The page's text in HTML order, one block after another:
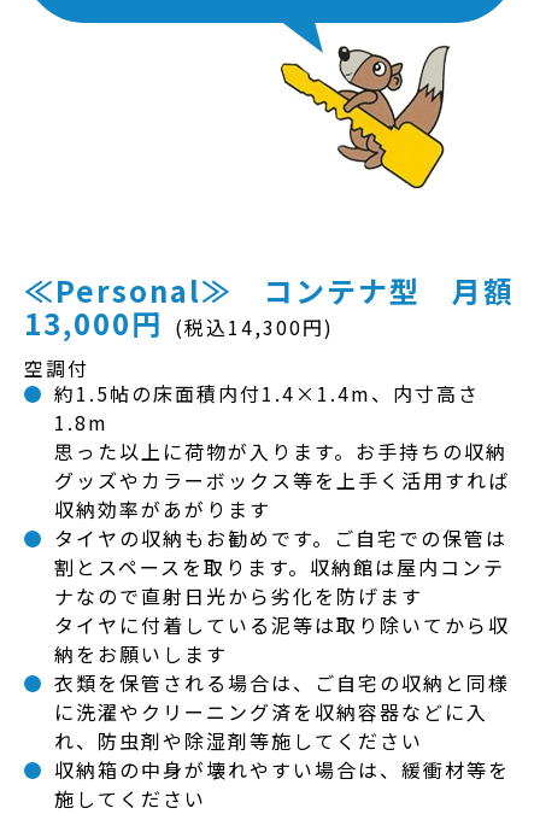
≪Personal≫ コンテナ型 月額
13,000円 (税込14,300円)
空調付
約1.5帖の床面積内付1.4×1.4m、内寸高さ
1.8m
思った以上に荷物が入ります。お手持ちの収納
グッズやカラーボックス等を上手く活用すれば
収納効率があがります
タイヤの収納もお勧めです。ご自宅での保管は
割とスペースを取ります。収納館は屋内コンテ
ナなので直射日光から劣化を防げます
タイヤに付着している泥等は取り除いてから収
納をお願いします
衣類を保管される場合は、ご自宅の収納と同様
に洗濯やクリーニング済を収納容器などに入
れ、防虫剤や除湿剤等施してください
収納箱の中身が壊れやすい場合は、緩衝材等を
施してください